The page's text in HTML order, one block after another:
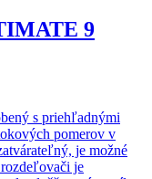
9
s priehľadnými
pomerov v
je možné
je